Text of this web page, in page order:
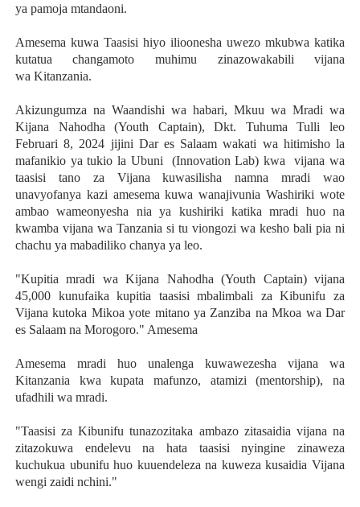
ya pamoja mtandaoni.
Amesema kuwa Taasisi hiyo ilioonesha uwezo mkubwa katika
kutatua changamoto muhimu zinazowakabili vijana
wa Kitanzania.
Akizungumza na Waandishi wa habari, Mkuu waMradi wa
Kijana Nahodha (Youth Captain), Dkt. Tuhuma Tulli leo
Februari 8, 2024 jijini Dar es Salaam wakati wa hitimisho la
mafanikio ya tukio la Ubuni (InnovationLab) kwa vijana wa
taasisi tano za Vijana kuwasilisha namna mradi wao
unavyofanya kazi amesema kuwa wanajivunia Washiriki wote
ambao wameonyesha nia ya kushiriki katika mradi huo na
kwamba vijana wa Tanzania si tu viongoziwa kesho bali pia ni
chachu ya mabadiliko chanya ya leo.
"Kupitia mradi wa Kijana Nahodha (Youth Captain) vijana
45,000 kunufaika kupitia taasisi mbalimbali za Kibunifu za
Vijana kutoka Mikoa yote mitano ya Zanziba na Mkoa wa Dar
es Salaam na Morogoro." Amesema
Amesema mradi huo unalengakuwawezesha vijana wa
Kitanzania kwa kupata mafunzo, atamizi (mentorship), na
ufadhili wa mradi.
"Taasisi za Kibunifu tunazozitaka ambazo zitasaidia vijana na
zitazokuwa endelevu na hata taasisi nyingine zinaweza
kuchukua ubunifu huo kuuendeleza na kuweza kusaidia Vijana
wengi zaidi nchini."